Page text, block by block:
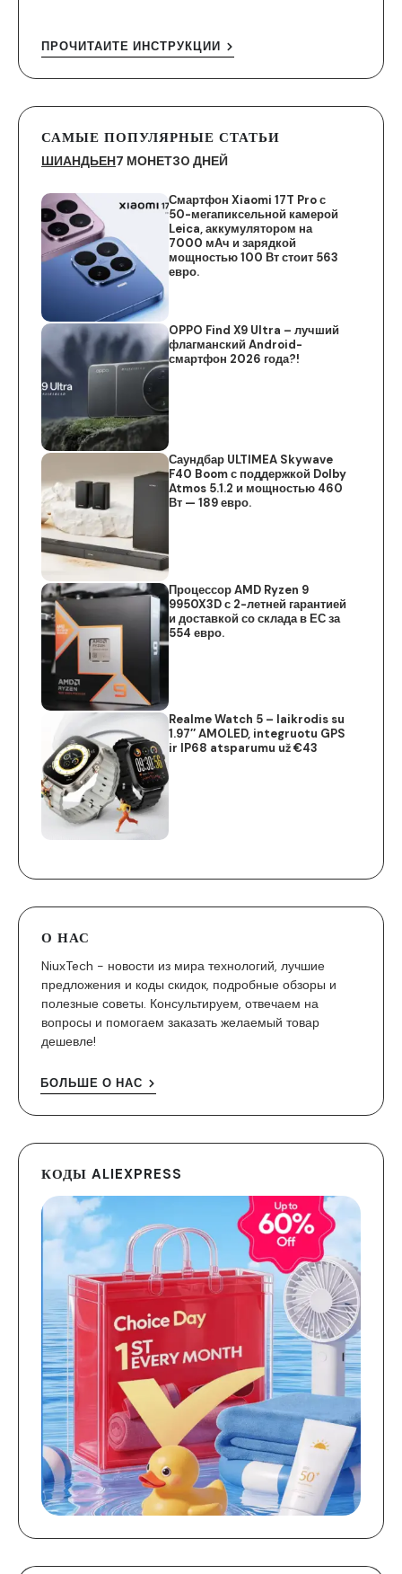
ПРОЧИТАЙТЕ ИНСТРУКЦИИ
САМЫЕ ПОПУЛЯРНЫЕ СТАТЬИ
ШИАНДЬЕН7 МОНЕТ30 ДНЕЙ
Смартфон Xiaomi 17T Pro с
50-мегапиксельной камерой
Leica, аккумулятором на
7000 мАч и зарядкой
мощностью 100 Вт стоит 563
евро.
OPPO Find X9 Ultra – лучший
флагманский Android-
смартфон 2026 года?!
Саундбар ULTIMEA Skywave
F40 Boom с поддержкой Dolby
Atmos 5.1.2 и мощностью 460
Вт — 189 евро.
Процессор AMD Ryzen 9
9950X3D с 2-летней гарантией
и доставкой со склада в ЕС за
554 евро.
Realme Watch 5 – laikrodis su
1.97″ AMOLED, integruotu GPS
ir IP68 atsparumu už €43
О НАС
NiuxTech - новости из мира технологий, лучшие
предложения и коды скидок, подробные обзоры и
полезные советы. Консультируем, отвечаем на
вопросы и помогаем заказать желаемый товар
дешевле!
БОЛЬШЕ О НАС
КОДЫ ALIEXPRESS